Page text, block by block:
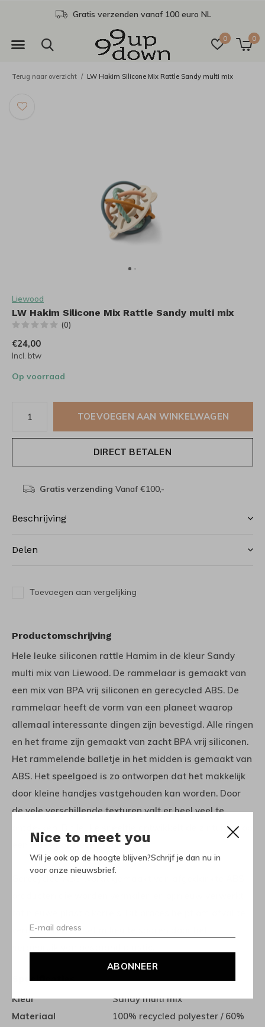
Nice to meet you
Wil je ook op de hoogte blijven?Schrijf je dan nu in
voor onze nieuwsbrief.
ABONNEER
0 0
Gratis verzenden vanaf 100 euro NL
Terug naar overzicht LW Hakim Silicone Mix Rattle Sandy multi mix
Liewood
LW Hakim Silicone Mix Rattle Sandy multi mix
(0)
€24,00
Incl. btw
Op voorraad
TOEVOEGEN AAN WINKELWAGEN
DIRECT BETALEN
Gratis verzending Vanaf €100,-
Beschrijving
Delen
Toevoegen aan vergelijking
Productomschrijving
Hele leuke siliconen rattle Hamim in de kleur Sandy
multi mix van Liewood. De rammelaar is gemaakt van
een mix van BPA vrij siliconen en gerecycled ABS. De
rammelaar heeft de vorm van een planeet waarop
allemaal interessante dingen zijn bevestigd. Alle ringen
en het frame zijn gemaakt van zacht BPA vrij siliconen.
Het rammelende balletje in het midden is gemaakt van
ABS. Het speelgoed is zo ontworpen dat het makkelijk
door kleine handjes vastgehouden kan worden. Door
de vele verschillende texturen valt er heel veel te
ontdekken. Dit leuke speeltje ontwikkelt de zintuigen op
een leuke positieve manier.
verminderen en het milieu te sparen door het
Specificaties
Kleur
Sandy multi mix
Materiaal
100% recycled polyester / 60%